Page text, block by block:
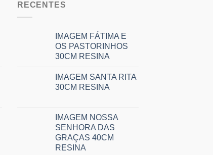
RECENTES
IMAGEM FÁTIMA E
OS PASTORINHOS
30CM RESINA
IMAGEM SANTA RITA
30CM RESINA
IMAGEM NOSSA
SENHORA DAS
GRAÇAS 40CM
RESINA